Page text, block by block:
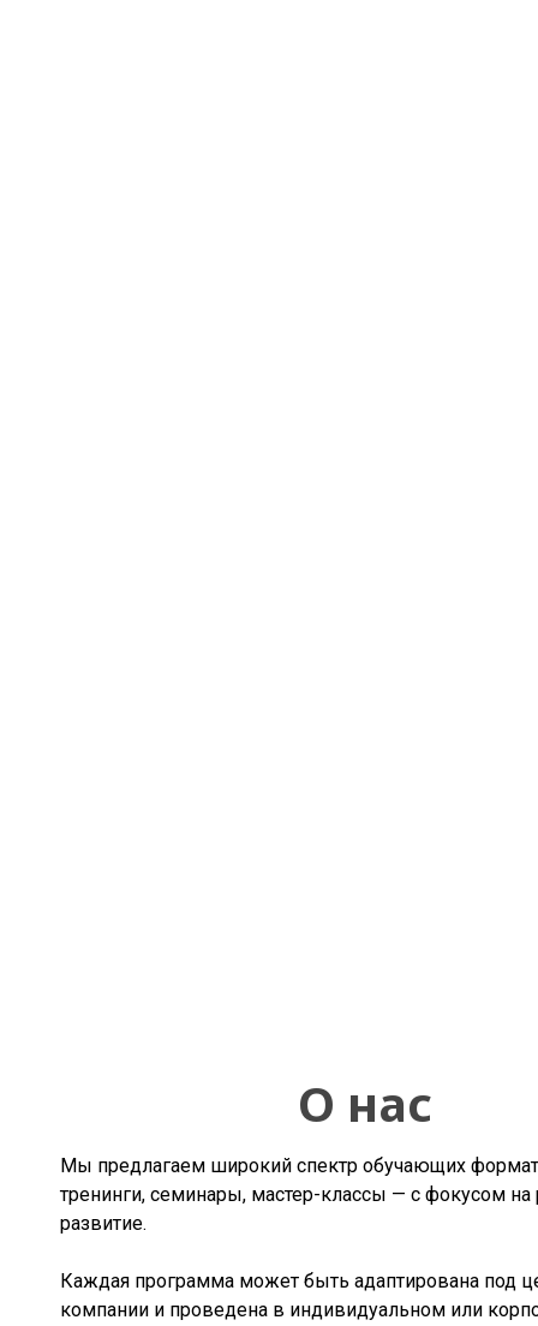
О нас
Мы предлагаем широкий спектр обучающих
тренинги, семинары, мастер-классы — с фокусом на
развитие.
Каждая программа может быть адаптирована под
компании и проведена в индивидуальном или